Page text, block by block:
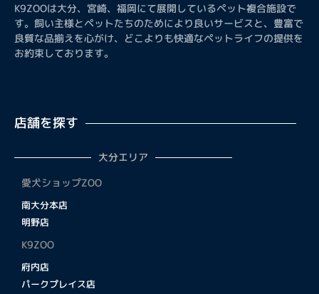
K9ZOOは大分、宮崎、福岡にて展開しているペット複合施設で
す。飼い主様とペットたちのためにより良いサービスと、豊富で
良質な品揃えを心がけ、どこよりも快適なペットライフの提供を
お約束しております。
店舗を探す
大分エリア
愛犬ショップZOO
南大分本店
明野店
K9ZOO
府内店
パークプレイス店